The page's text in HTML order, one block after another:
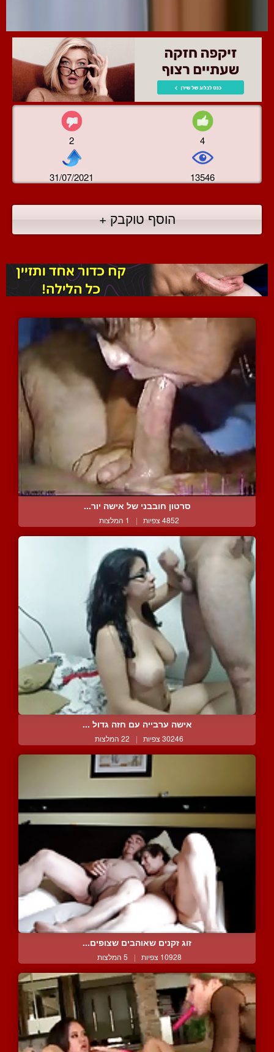
2 4
31/07/2021 13546
הוסף טוקבק +
סרטון חובבני של אישה יור...
4852 צפיות | 1 המלצות
אישה ערבייה עם חזה גדול ...
30246 צפיות | 22 המלצות
זוג זקנים שאוהבים שצופים...
10928 צפיות | 5 המלצות